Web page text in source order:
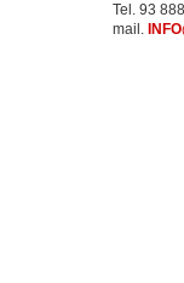
Tel. 93
mail.